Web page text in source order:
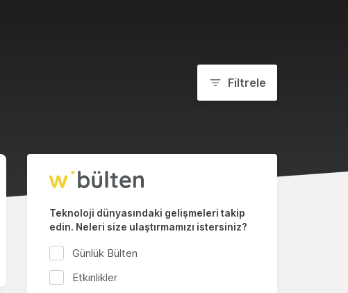
Filtrele
Teknoloji dünyasındaki gelişmeleri takip
edin. Neleri size ulaştırmamızı istersiniz?
Günlük Bülten
Etkinlikler